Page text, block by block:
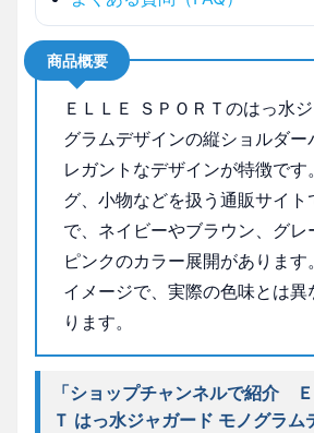
商品概要
ＥＬＬＥ ＳＰＯＲＴのはっ水
グラムデザインの縦ショルダー
レガントなデザインが特徴です
グ、小物などを扱う通販サイト
で、ネイビーやブラウン、グレ
ピンクのカラー展開があります
イメージで、実際の色味とは異
ります。
「ショップチャンネルで紹介
Ｔ はっ水ジャガード モノグラム